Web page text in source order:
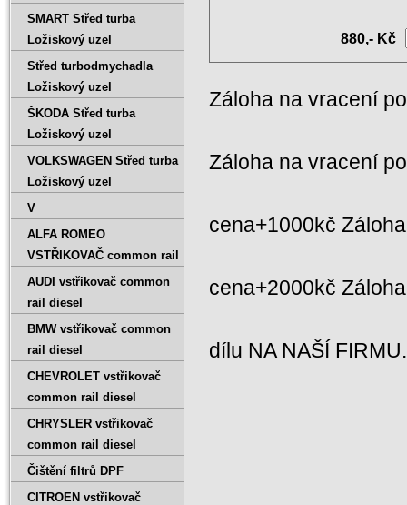
880,- Kč
Záloha na vracení
Záloha na vracení
cena+1000kč
cena+2000kč
dílu NA NAŠÍ
SMART Střed turba
Ložiskový uzel
Střed turbodmychadla
Ložiskový uzel
ŠKODA Střed turba
Ložiskový uzel
VOLKSWAGEN Střed turba
Ložiskový uzel
V
ALFA ROMEO
VSTŘIKOVAČ common rail
AUDI vstřikovač common
rail diesel
BMW vstřikovač common
rail diesel
CHEVROLET vstřikovač
common rail diesel
CHRYSLER vstřikovač
common rail diesel
Čištění filtrů DPF
CITROEN vstřikovač